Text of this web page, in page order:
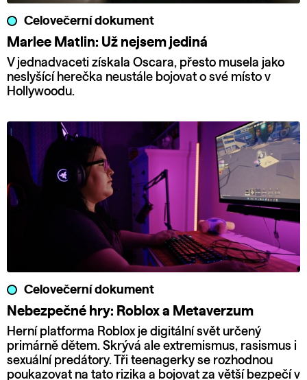
Celovečerní dokument
Marlee Matlin: Už nejsem jediná
V jednadvaceti získala Oscara, přesto musela jako
neslyšící herečka neustále bojovat o své místo v
Hollywoodu.
Celovečerní dokument
Nebezpečné hry: Roblox a Metaverzum
Herní platforma Roblox je digitální svět určený
primárně dětem. Skrývá ale extremismus, rasismus i
sexuální predátory. Tři teenagerky se rozhodnou
poukazovat na tato rizika a bojovat za větší bezpečí v